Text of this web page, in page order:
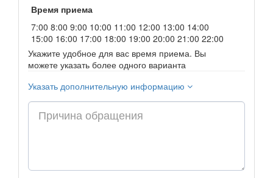
Время приема
7:00 8:00 9:00 10:00 11:00 12:00 13:00 14:00
15:00 16:00 17:00 18:00 19:00 20:00 21:00 22:00
Укажите удобное для вас время приема. Вы
можете указать более одного варианта
Указать дополнительную информацию